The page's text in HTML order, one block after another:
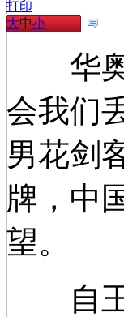
打印
大中小
华奥
会我们
男花剑
牌，中
望。
自王